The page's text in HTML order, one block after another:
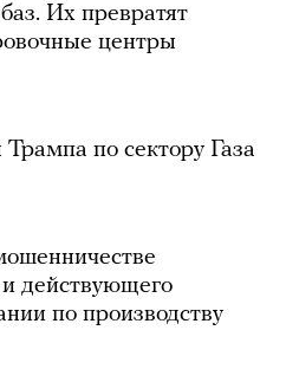
Их превратят
центры
по сектору Газа
действующего
по производству